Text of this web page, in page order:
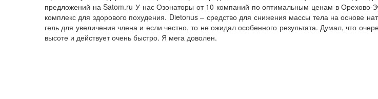
предложений на Satom.ru У нас Озонаторы от 10 компаний по оптимальным ценам в
комплекс для здорового похудения. Dietonus – средство для снижения массы тела на основе
гель для увеличения члена и если честно, то не ожидал особенного результата. Думал, что
высоте и действует очень быстро. Я мега доволен.